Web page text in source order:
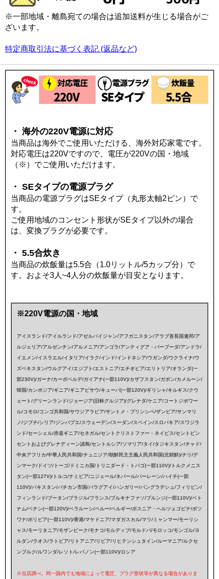
※一部地域・離島宛ての場合は追加送料が生じる場合がご
ざいます。
特定商取引法に基づく表記 (返品など)
・ 海外の220V電源に対応
当商品は海外でご使用いただける、海外対応家電です。
対応電圧は220Vですので、電圧が220Vの国・地域
（※）でご使用いただけます。
・ SEタイプの電源プラグ
当商品の電源プラグはSEタイプ（丸形太軸2ピン）で
す。
ご使用地域のコンセント形状がSEタイプ以外の場合
は、変換プラグが必要です。
・ 5.5合炊き
当商品の炊飯量は5.5合（1.0リットル/5カップ分）で
す。およそ3人~4人分の炊飯量が目安となります。
※220V電源の国・地域
アイスランド/アイルランド/アゼルバイジャン/アフガニスタン/アラブ首長国連邦/ア
ルジェリア/アルゼンチン/アルメニア/アンゴラ/アンティグア・バーブーダ/アンドラ/
イエメン/イスラエル/イタリア/イラク/インド/インドネシア/ウガンダ/ウクライナ/ウ
ズベキスタン/ウルグアイ/エジプト/エストニア/エチオピア/エリトリア/オランダ(一
部230V)/ガーナ/カーボベルデ/ガイアナ(一部110V)/カザフスタン/ガボン/カメルーン/
韓国/カンボジア/ギニア/ギニアビサウ/キューバ(一部120V)/ギリシャ/キルギス/クウ
ェート/グリーンランド/ジョージア(旧称グルジア)/グレナダ/ケニア/コートジボワー
ル/コモロ/コンゴ共和国/サウジアラビア/サントメ・プリンシペ/ザンビア/サンマリ
ノ/ジブチ/シリア/ジンバブエ/スウェーデン/スーダン/スペイン/スロバキア/スワジラ
ンド/セーシェル/赤道ギニア/セネガル/セントクリストファー・ネイビス/セントビン
セントおよびグレナディーン諸島/セントルシア/ソマリア/タイ/タジキスタン/チャド/
中央アフリカ/中華人民共和国/チュニジア/朝鮮民主主義人民共和国(北朝鮮)/チリ/デ
ンマーク/ドイツ/トーゴ/ドミニカ国/トリニダード・トバゴ(一部110V)/トルクメニス
タン(一部127V)/トルコ/ナミビア/ニジェール/ネパール/バーレーン/ハイチ(一部
110V)/パキスタン/バチカン市国/パラグアイ/ハンガリー/バングラデシュ/フィリピン/
フィンランド/ブータン/ブラジル/フランス/ブルキナファソ/ブルンジ(一部110V)/ベト
ナム/ベナン(一部120V)/ベラルーシ/ペルー/ベルギー/ボスニア・ヘルツェゴビナ/ボツ
ワナ/ボリビア(一部110V)/香港/マケドニア/マダガスカル/マリ/ミャンマー/モーリシ
ャス/モーリタニア/モザンビーク/モナコ/モルディブ/モルドバ/モロッコ/モンゴル/ヨ
ルダン/ラオス/ラトビア/リトアニア/リビア/リヒテンシュタイン/ルーマニア/ルクセ
ンブルク/ルワンダ/レソト/レバノン(一部110V)/ロシア
※当店調べ。同一国内でも地域によって電圧、プラグ形状等が異なる場合がありま